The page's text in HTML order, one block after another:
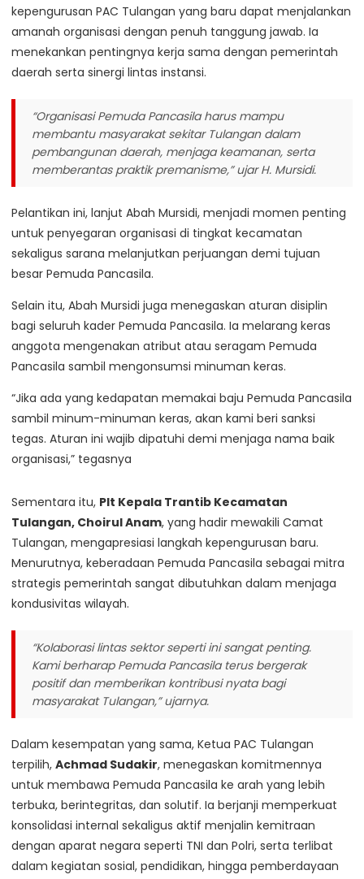
kepengurusan PAC Tulangan yang baru dapat menjalankan
amanah organisasi dengan penuh tanggung jawab. Ia
menekankan pentingnya kerja sama dengan pemerintah
daerah serta sinergi lintas instansi.
“Organisasi Pemuda Pancasila harus mampu
membantu masyarakat sekitar Tulangan dalam
pembangunan daerah, menjaga keamanan, serta
memberantas praktik premanisme,”ujar H. Mursidi.
Pelantikan ini, lanjut Abah Mursidi, menjadi momen penting
untuk penyegaran organisasi di tingkat kecamatan
sekaligus sarana melanjutkan perjuangan demi tujuan
besar Pemuda Pancasila.
Selain itu, Abah Mursidi juga menegaskan aturan disiplin
bagi seluruh kader Pemuda Pancasila. Ia melarang keras
anggota mengenakan atribut atau seragam Pemuda
Pancasila sambil mengonsumsi minuman keras.
“Jika ada yang kedapatan memakai baju Pemuda Pancasila
sambil minum-minuman keras, akan kami beri sanksi
tegas. Aturan ini wajib dipatuhi demi menjaga nama baik
organisasi,” tegasnya
Sementara itu, Plt Kepala Trantib Kecamatan
Tulangan, Choirul Anam, yang hadir mewakili Camat
Tulangan, mengapresiasi langkah kepengurusan baru.
Menurutnya, keberadaan Pemuda Pancasila sebagai mitra
strategis pemerintah sangat dibutuhkan dalam menjaga
kondusivitas wilayah.
“Kolaborasi lintas sektor seperti ini sangat penting.
Kami berharap Pemuda Pancasila terus bergerak
positif dan memberikan kontribusi nyata bagi
masyarakat Tulangan,”ujarnya.
Dalam kesempatan yang sama, Ketua PAC Tulangan
terpilih, Achmad Sudakir, menegaskan komitmennya
untuk membawa Pemuda Pancasila ke arah yang lebih
terbuka, berintegritas, dan solutif. Ia berjanji memperkuat
konsolidasi internal sekaligus aktif menjalin kemitraan
dengan aparat negara seperti TNI dan Polri, serta terlibat
dalam kegiatan sosial, pendidikan, hingga pemberdayaan